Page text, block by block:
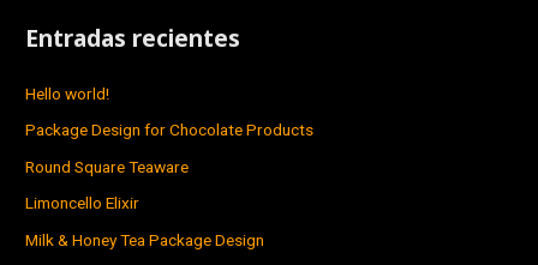
c
a
r
:
Entradas recientes
Hello world!
Package Design for Chocolate Products
Round Square Teaware
Limoncello Elixir
Milk & Honey Tea Package Design